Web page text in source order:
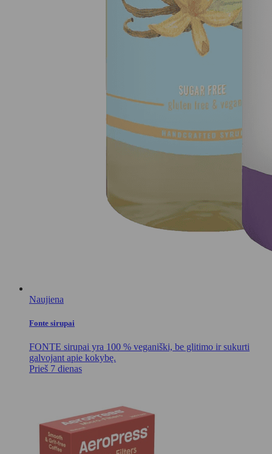
Naujiena
Fonte sirupai
FONTE sirupai yra 100 % veganiški, be glitimo ir sukurti
galvojant apie kokybę.
Prieš 7 dienas